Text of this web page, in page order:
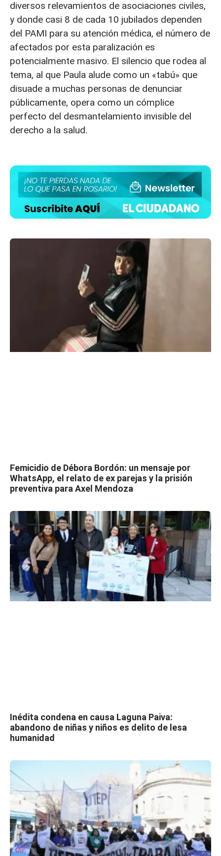
diversos relevamientos de asociaciones civiles,
y donde casi 8 de cada 10 jubilados dependen
del PAMI para su atención médica, el número de
afectados por esta paralización es
potencialmente masivo. El silencio que rodea al
tema, al que Paula alude como un «tabú» que
disuade a muchas personas de denunciar
públicamente, opera como un cómplice
perfecto del desmantelamiento invisible del
derecho a la salud.
Femicidio de Débora Bordón: un mensaje por
WhatsApp, el relato de ex parejas y la prisión
preventiva para Axel Mendoza
Inédita condena en causa Laguna Paiva:
abandono de niñas y niños es delito de lesa
humanidad